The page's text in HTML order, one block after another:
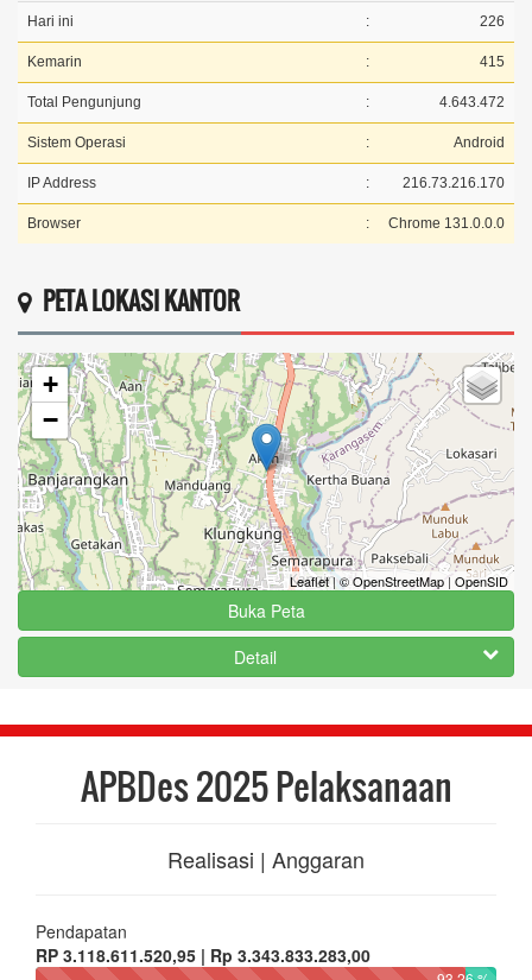
Hari ini : 226
Kemarin : 415
Total Pengunjung : 4.643.472
Sistem Operasi : Android
IP Address : 216.73.216.170
Browser : Chrome 131.0.0.0
PETA LOKASI KANTOR
+
−
Leaflet|© OpenStreetMap|OpenSID
Buka Peta
Detail
APBDes 2025 Pelaksanaan
Realisasi | Anggaran
Pendapatan
RP 3.118.611.520,95 | Rp 3.343.833.283,00